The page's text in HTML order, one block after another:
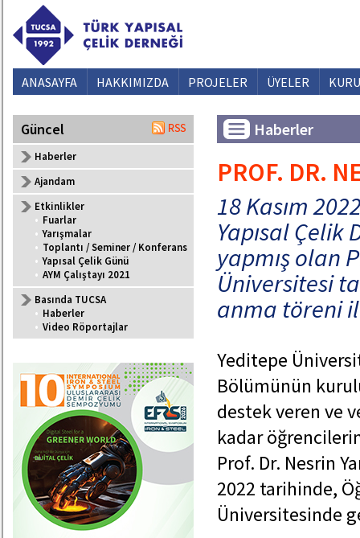
ANASAYFA HAKKIMIZDA PROJELER ÜYELER
Güncel
Haberler
Ajandam
Etkinlikler
• Fuarlar
• Yarışmalar
• Toplantı / Seminer / Konferans
• Yapısal Çelik Günü
• AYM Çalıştayı 2021
Basında TUCSA
• Haberler
• Video Röportajlar
Haberler
PROF. DR.
18 Kasım
Yapısal Çelik
yapmış olan
Üniversitesi
anma töreni
Yeditepe
Bölümünün
destek veren ve
kadar
Prof. Dr. Nesrin
2022 tarihinde,
Üniversitesinde